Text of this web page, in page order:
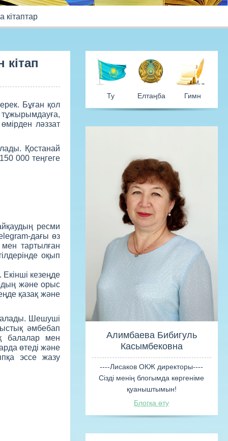
кітаптар
Алимбаева
----Лисаков ОКЖ
Бұған қол
ләззат
Қостанай
000 теңгеге
ресми
дағы өз
тартылған
оқып
кезеңде
және орыс
қазақ және
Шешуші
әмбебап
балалар мен
өтеді және
эссе жазу